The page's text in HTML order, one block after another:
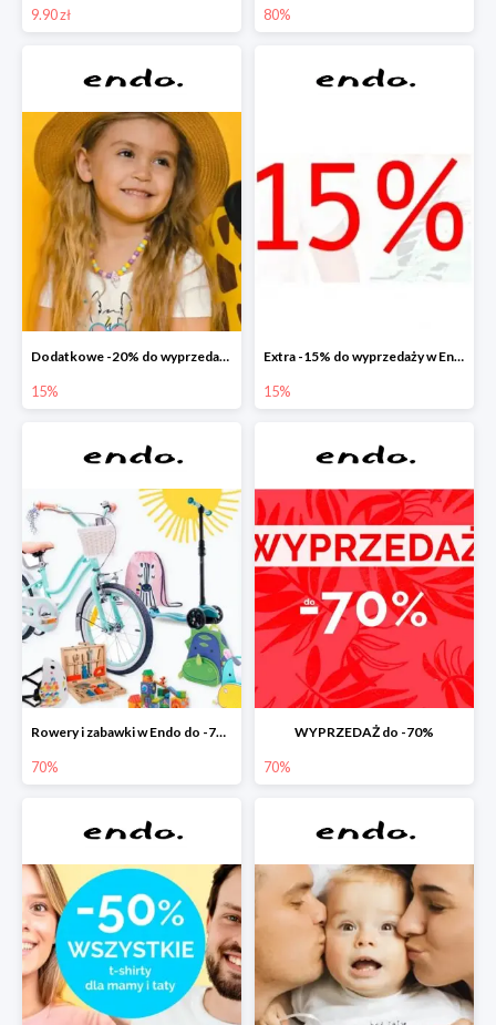
9.90 zł 80%
Dodatkowe -20% do wyprzedaży w Endo
15%
Extra -15% do wyprzedaży w Endo
15%
Rowery i zabawki w Endo do -70%
70%
WYPRZEDAŻ do -70%
70%